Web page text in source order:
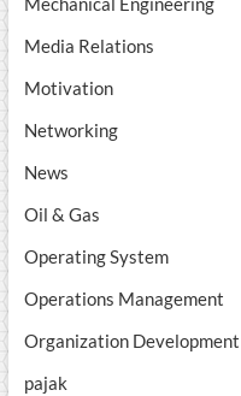
Media Relations
Motivation
Networking
News
Oil & Gas
Operating System
Operations Management
Organization Development
pajak